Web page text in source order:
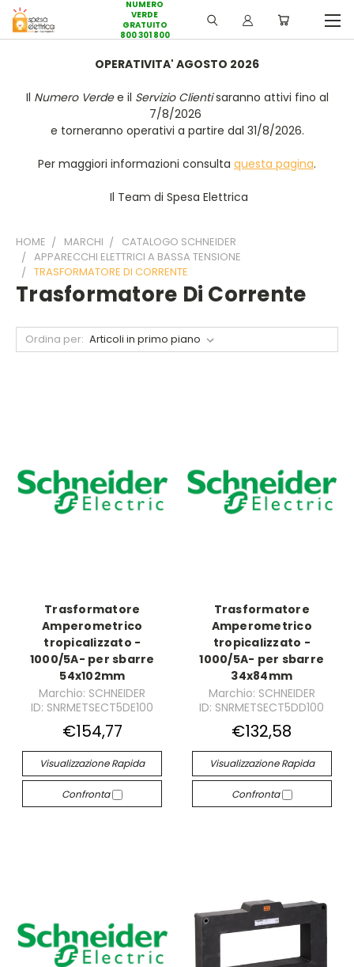
NUMERO
VERDE
GRATUITO
800 301 800
OPERATIVITA' AGOSTO 2026
Il Numero Verdee il Servizio Clientisaranno attivi fino al
7/8/2026
e torneranno operativi a partire dal 31/8/2026.
Per maggiori informazioni consulta questa pagina.
Il Team di Spesa Elettrica
HOME MARCHI
CATALOGO SCHNEIDER
APPARECCHI ELETTRICI A BASSA TENSIONE
TRASFORMATORE DI CORRENTE
Trasformatore Di Corrente
Ordina per:
Trasformatore
Amperometrico
tropicalizzato -
1000/5A- per sbarre
54x102mm
Marchio: SCHNEIDER
ID: SNRMETSECT5DE100
€154,77
Visualizzazione Rapida
Confronta
Trasformatore
Amperometrico
tropicalizzato -
1000/5A- per sbarre
34x84mm
Marchio: SCHNEIDER
ID: SNRMETSECT5DD100
€132,58
Visualizzazione Rapida
Confronta